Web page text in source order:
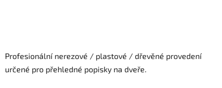
Profesionální nerezové / plastové / dřevěné provedení
určené pro přehledné popisky na dveře.